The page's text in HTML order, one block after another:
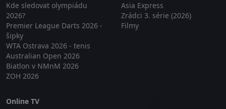
Kde sledovat olympiádu
2026?
Premier League Darts 2026 -
šipky
WTA Ostrava 2026 - tenis
Australian Open 2026
Biatlon v NMnM 2026
ZOH 2026
Asia Express
Zrádci 3. série (2026)
Filmy
Online TV